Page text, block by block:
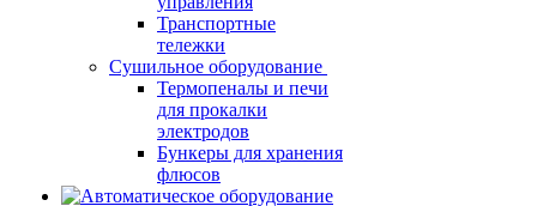
Транспортные
тележки
Сушильное оборудование
Термопеналы и печи
для прокалки
электродов
Бункеры для хранения
флюсов